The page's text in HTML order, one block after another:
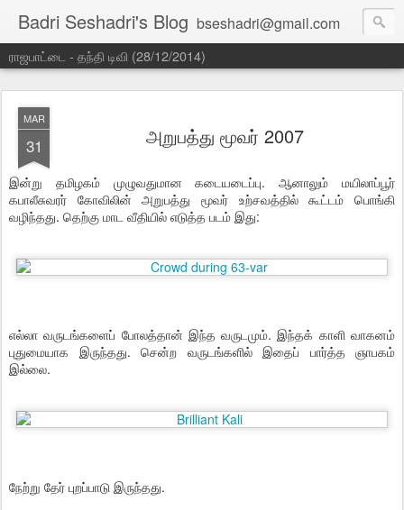
Badri Seshadri's Blog bseshadri@gmail.com
ராஜபாட்டை - தந்தி டிவி (28/12/2014)
MAR
31 அறுபத்து மூவர் 2007
இன்று தமிழகம் முழுவதுமான கடையடைப்பு. ஆனாலும் மயிலாப்பூர்
கபாலீசுவரர் கோவிலின் அறுபத்து மூவர் உற்சவத்தில் கூட்டம் பொங்கி
வழிந்தது. தெற்கு மாட வீதியில் எடுத்த படம் இது:
எல்லா வருடங்களைப் போலத்தான் இந்த வருடமும். இந்தக் காளி வாகனம்
புதுமையாக இருந்தது. சென்ற வருடங்களில் இதைப் பார்த்த ஞாபகம்
இல்லை.
நேற்று தேர் புறப்பாடு இருந்தது.